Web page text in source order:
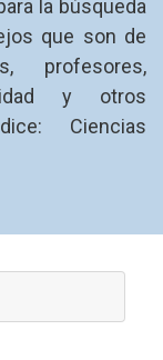
la búsqueda
que son de
profesores,
y otros
Ciencias